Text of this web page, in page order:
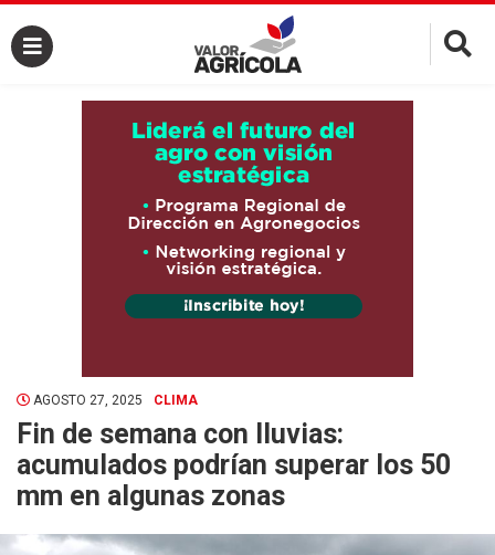
×
AGOSTO 27, 2025 CLIMA
Fin de semana con lluvias:
acumulados podrían superar los 50
mm en algunas zonas